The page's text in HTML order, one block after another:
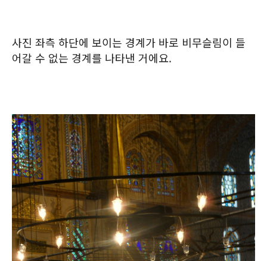
사진 좌측 하단에 보이는 경계가 바로 비무슬림이 들
어갈 수 없는 경계를 나타낸 거에요.